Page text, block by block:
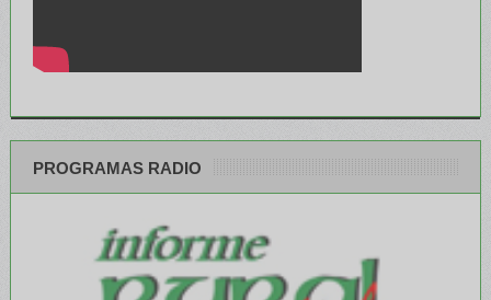
PROGRAMAS RADIO